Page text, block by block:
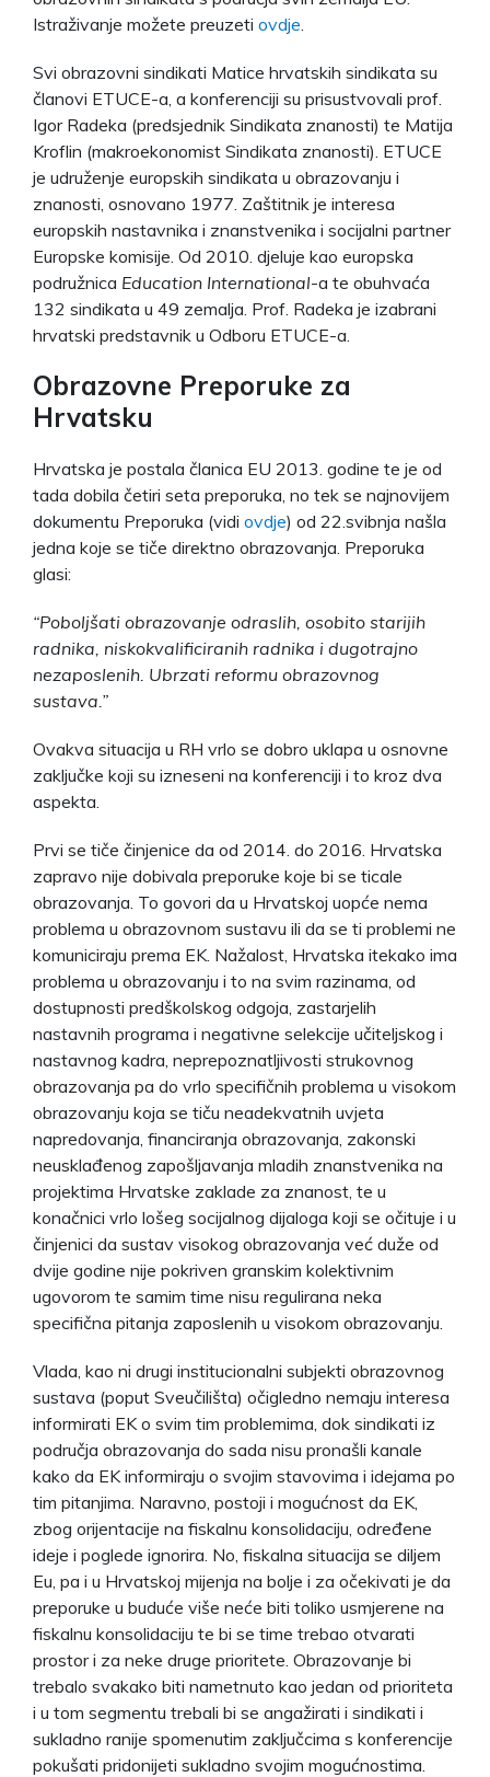
Istraživanje možete preuzeti ovdje
Svi obrazovni sindikati Matice hrvatskih sindikata su
članovi ETUCE-a, a konferenciji su prisustvovali prof.
Igor Radeka (predsjednik Sindikata znanosti) te Matija
Kroflin (makroekonomist Sindikata znanosti). ETUCE
je udruženje europskih sindikata u obrazovanju i
znanosti, osnovano 1977. Zaštitnik je interesa
europskih nastavnika i znanstvenika i socijalni partner
Europske komisije. Od 2010. djeluje kao europska
podružnica Education International-a te obuhvaća
132 sindikata u 49 zemalja. Prof. Radeka je izabrani
hrvatski predstavnik u Odboru ETUCE-a.
Obrazovne Preporuke za
Hrvatsku
Hrvatska je postala članica EU 2013. godine te je od
tada dobila četiri seta preporuka, no tek se najnovijem
dokumentu Preporuka (vidi ovdje) od 22.svibnja našla
jedna koje se tiče direktno obrazovanja. Preporuka
glasi:
“Poboljšati obrazovanje odraslih, osobito starijih
radnika, niskokvalificiranih radnika i dugotrajno
nezaposlenih. Ubrzati reformu obrazovnog
sustava.”
Ovakva situacija u RH vrlo se dobro uklapa u osnovne
zaključke koji su izneseni na konferenciji i to kroz dva
aspekta.
Prvi se tiče činjenice da od 2014. do 2016. Hrvatska
zapravo nije dobivala preporuke koje bi se ticale
obrazovanja. To govori da u Hrvatskoj uopće nema
problema u obrazovnom sustavu ili da se ti problemi ne
komuniciraju prema EK. Nažalost, Hrvatska itekako ima
problema u obrazovanju i to na svim razinama, od
dostupnosti predškolskog odgoja, zastarjelih
nastavnih programa i negativne selekcije učiteljskog i
nastavnog kadra, neprepoznatljivosti strukovnog
obrazovanja pa do vrlo specifičnih problema u visokom
obrazovanju koja se tiču neadekvatnih uvjeta
napredovanja, financiranja obrazovanja, zakonski
neusklađenog zapošljavanja mladih znanstvenika na
projektima Hrvatske zaklade za znanost, te u
konačnici vrlo lošeg socijalnog dijaloga koji se očituje i u
činjenici da sustav visokog obrazovanja već duže od
dvije godine nije pokriven granskim kolektivnim
ugovorom te samim time nisu regulirana neka
specifična pitanja zaposlenih u visokom obrazovanju.
Vlada, kao ni drugi institucionalni subjekti obrazovnog
sustava (poput Sveučilišta) očigledno nemaju interesa
informirati EK o svim tim problemima, dok sindikati iz
područja obrazovanja do sada nisu pronašli kanale
kako da EK informiraju o svojim stavovima i idejama po
tim pitanjima. Naravno, postoji i mogućnost da EK,
zbog orijentacije na fiskalnu konsolidaciju, određene
ideje i poglede ignorira. No, fiskalna situacija se diljem
Eu, pa i u Hrvatskoj mijenja na bolje i za očekivati je da
preporuke u buduće više neće biti toliko usmjerene na
fiskalnu konsolidaciju te bi se time trebao otvarati
prostor i za neke druge prioritete. Obrazovanje bi
trebalo svakako biti nametnuto kao jedan od prioriteta
i u tom segmentu trebali bi se angažirati i sindikati i
sukladno ranije spomenutim zaključcima s konferencije
pokušati pridonijeti sukladno svojim mogućnostima.